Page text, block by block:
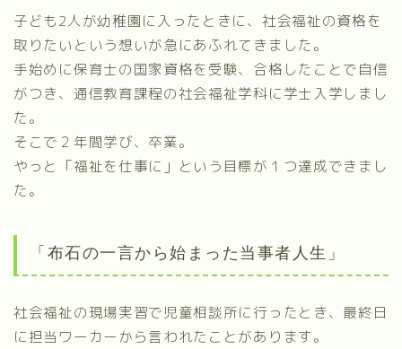
子ども2人が幼稚園に入ったときに、社会福祉の資格を
取りたいという想いが急にあふれてきました。
手始めに保育士の国家資格を受験、合格したことで自信
がつき、通信教育課程の社会福祉学科に学士入学しまし
た。
そこで２年間学び、卒業。
やっと「福祉を仕事に」という目標が１つ達成できまし
た。
「布石の一言から始まった当事者人生」
社会福祉の現場実習で児童相談所に行ったとき、最終日
に担当ワーカーから言われたことがあります。